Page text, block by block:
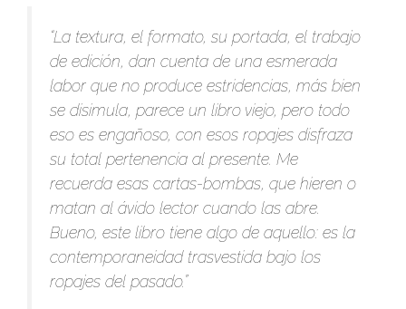
“La textura, el formato, su portada, el trabajo
de edición, dan cuenta de una esmerada
labor que no produce estridencias, más bien
se disimula, parece un libro viejo, pero todo
eso es engañoso, con esos ropajes disfraza
su total pertenencia al presente. Me
recuerda esas cartas-bombas, que hieren o
matan al ávido lector cuando las abre.
Bueno, este libro tiene algo de aquello: es la
contemporaneidad trasvestida bajo los
ropajes del pasado.”